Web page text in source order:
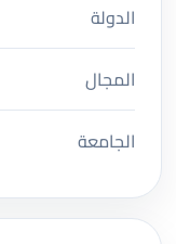
الدولة
المجال
الجامعة